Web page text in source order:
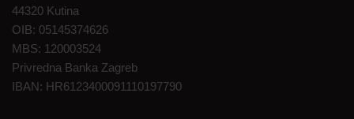
44320 Kutina
OIB: 05145374626
MBS: 120003524
Privredna Banka Zagreb
IBAN: HR6123400091110197790